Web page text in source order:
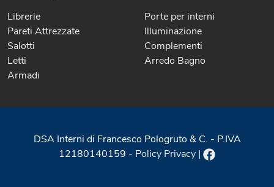
Librerie
Pareti Attrezzate
Salotti
Letti
Armadi
Porte per interni
Illuminazione
Complementi
Arredo Bagno
DSA Interni di Francesco Pologruto & C. - P.IVA
12180140159 - Policy Privacy |